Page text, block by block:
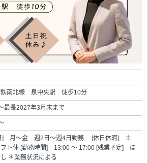
鉄南北線 泉中央駅 徒歩10分
最長2027年3月末まで
] 月～金 週2日～週4日勤務 [休日休暇] 土
フト休 [勤務時間] 13:00 ～ 17:00 [残業予定] ほ
＊業務状況による